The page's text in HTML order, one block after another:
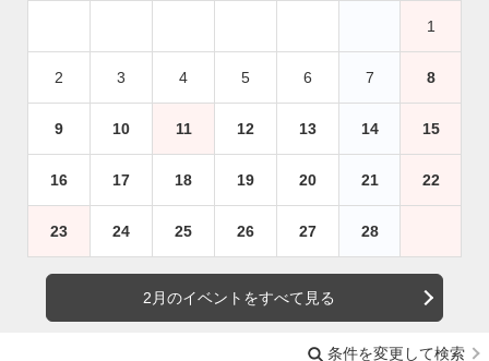
1
2 3 4 5 6 7 8
9 10 11 12 13 14 15
16 17 18 19 20 21 22
23 24 25 26 27 28
2月のイベントをすべて見る
条件を変更して検索